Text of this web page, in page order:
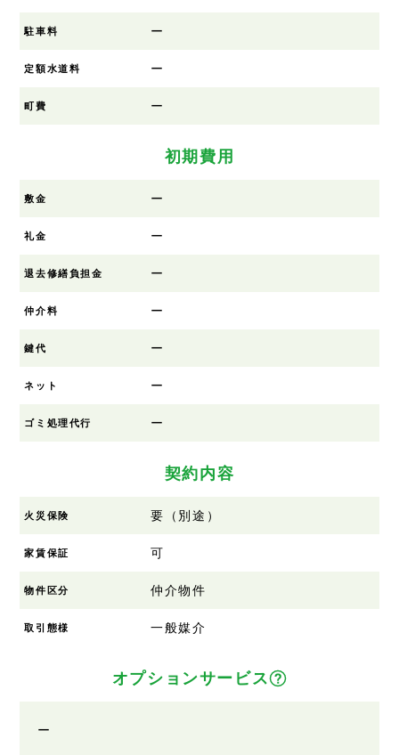
駐車料 ー
定額水道料 ー
町費 ー
初期費用
敷金 ー
礼金 ー
退去修繕負担金 ー
仲介料 ー
鍵代 ー
ネット ー
ゴミ処理代行 ー
契約内容
火災保険 要（別途）
家賃保証 可
物件区分 仲介物件
取引態様 一般媒介
オプションサービス
ー